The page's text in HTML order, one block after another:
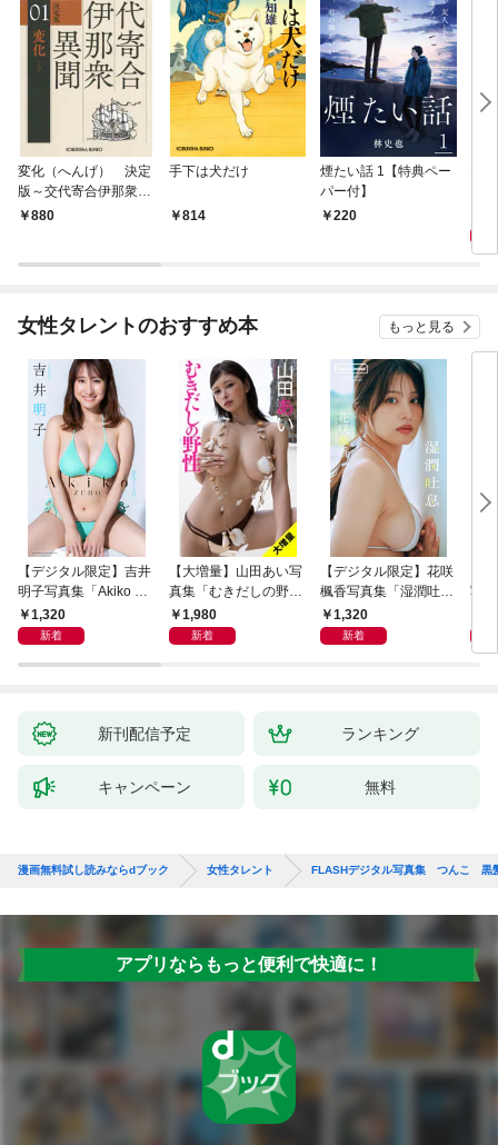
変化（へんげ） 決定
版～交代寄合伊那衆異
聞（1）～
880
手下は犬だけ
814
煙たい話 1【特典ペー
パー付】
220
女性タレントのおすすめ本 もっと見る
【デジタル限定】吉井
明子写真集「Akiko エ
ピソード0－ZERO
－」
1,320
新着
【大増量】山田あい写
真集「むきだしの野
性」1,980
新着
【デジタル限定】花咲
楓香写真集「湿潤吐
息」1,320
新着
写
新刊配信予定 ランキング
キャンペーン 無料
漫画無料試し読みならdブック 女性タレント FLASHデジタル写真集 つんこ 黒
アプリならもっと便利で快適に！